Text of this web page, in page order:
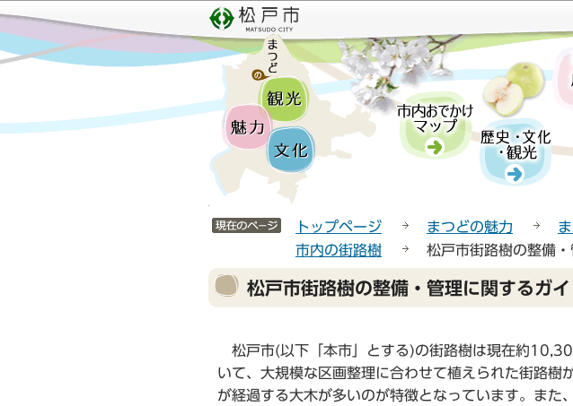
こ
の
ペ
の
サ
イ
ト
ュ
この
サイトメニューここまで
トップページ まつどの魅力
市内の街路樹
松戸市街路樹の整備
本
文
か
ら
松戸市街路樹の整備・管理に関するガ
松戸市(以下「本市」とする)の街路樹は現在約
いて、大規模な区画整理に合わせて植えられた街路樹
が経過する大木が多いのが特徴となっています。また